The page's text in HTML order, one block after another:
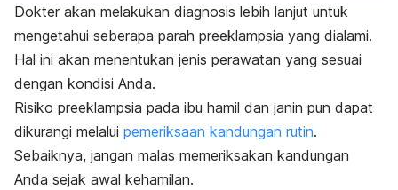
Dokter akan melakukan diagnosis lebih lanjut untuk
mengetahui seberapa parah preeklampsia yang dialami.
Hal ini akan menentukan jenis perawatan yang sesuai
dengan kondisi Anda.
Risiko preeklampsia pada ibu hamil dan janin pun dapat
dikurangi melalui pemeriksaan kandungan rutin.
Sebaiknya, jangan malas memeriksakan kandungan
Anda sejak awal kehamilan.